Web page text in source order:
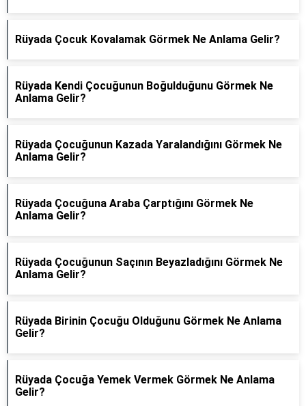
Rüyada Çocuk Kovalamak Görmek Ne Anlama Gelir?
Rüyada Kendi Çocuğunun Boğulduğunu Görmek Ne
Anlama Gelir?
Rüyada Çocuğunun Kazada Yaralandığını Görmek Ne
Anlama Gelir?
Rüyada Çocuğuna Araba Çarptığını Görmek Ne
Anlama Gelir?
Rüyada Çocuğunun Saçının Beyazladığını Görmek Ne
Anlama Gelir?
Rüyada Birinin Çocuğu Olduğunu Görmek Ne Anlama
Gelir?
Rüyada Çocuğa Yemek Vermek Görmek Ne Anlama
Gelir?